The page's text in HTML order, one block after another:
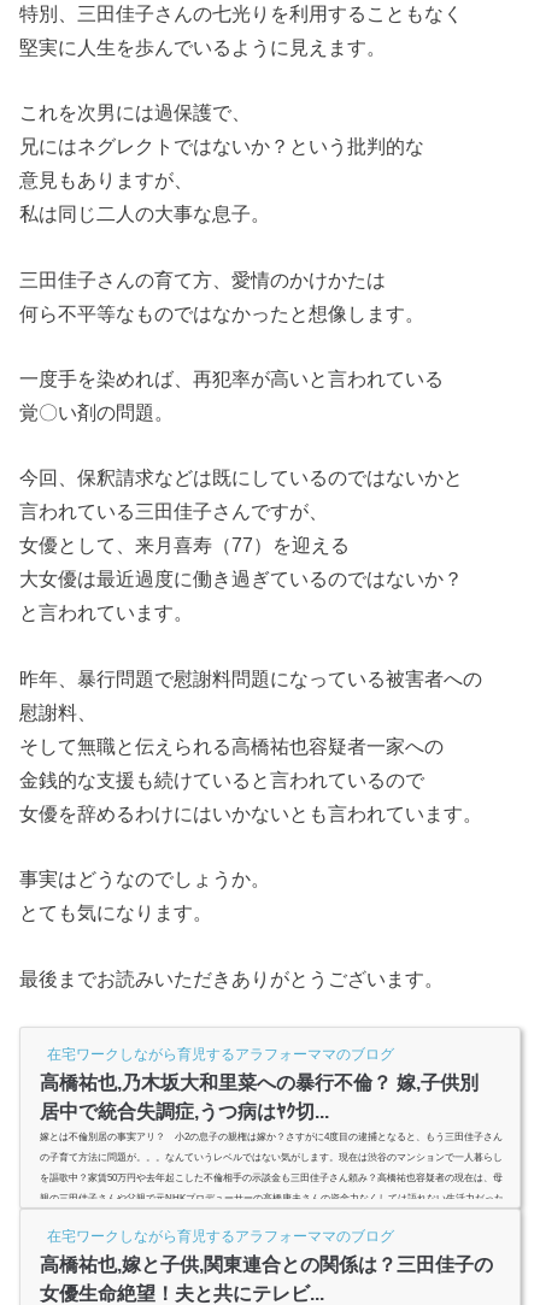
特別、三田佳子さんの七光りを利用することもなく
堅実に人生を歩んでいるように見えます。
これを次男には過保護で、
兄にはネグレクトではないか？という批判的な
意見もありますが、
私は同じ二人の大事な息子。
三田佳子さんの育て方、愛情のかけかたは
何ら不平等なものではなかったと想像します。
一度手を染めれば、再犯率が高いと言われている
覚〇い剤の問題。
今回、保釈請求などは既にしているのではないかと
言われている三田佳子さんですが、
女優として、来月喜寿（77）を迎える
大女優は最近過度に働き過ぎているのではないか？
と言われています。
昨年、暴行問題で慰謝料問題になっている被害者への
慰謝料、
そして無職と伝えられる高橋祐也容疑者一家への
金銭的な支援も続けていると言われているので
女優を辞めるわけにはいかないとも言われています。
事実はどうなのでしょうか。
とても気になります。
最後までお読みいただきありがとうございます。
在宅ワークしながら育児するアラフォーママのブログ
高橋祐也,乃木坂大和里菜への暴行不倫？ 嫁,子供別
居中で統合失調症,うつ病はﾔｸ切...
嫁とは不倫別居の事実アリ？ 小2の息子の親権は嫁か？さすがに4度目の逮捕となると、もう三田佳子さん
の子育て方法に問題が。。。なんていうレベルではない気がします。現在は渋谷のマンションで一人暮らし
を謳歌中？家賃50万円や去年起こした不倫相手の示談金も三田佳子さん頼み？高橋祐也容疑者の現在は、母
親の三田佳子さんや父親で元NHKプロデューサーの高橋康夫さんの資金力なくしては語れない生活力だった
相手の元乃木坂46・...
在宅ワークしながら育児するアラフォーママのブログ
高橋祐也,嫁と子供,関東連合との関係は？三田佳子の
女優生命絶望！夫と共にテレビ...